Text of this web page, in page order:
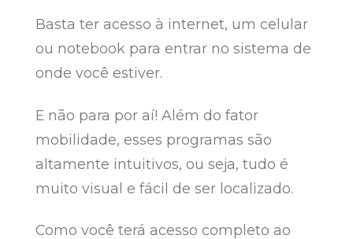
Basta ter acesso à internet, um celular
ou notebook para entrar no sistema de
onde você estiver.
E não para por aí! Além do fator
mobilidade, esses programas são
altamente intuitivos, ou seja, tudo é
muito visual e fácil de ser localizado.
Como você terá acesso completo ao